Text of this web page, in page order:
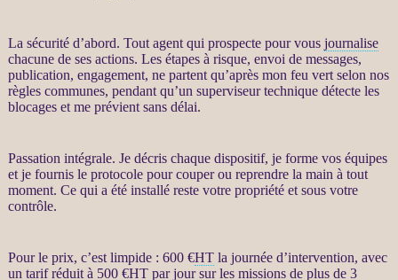
La sécurité d’abord. Tout agentqui prospecte pour vous journalise
chacune de ses actions. Les étapes à risque, envoi de messages,
publication, engagement, ne partent qu’après mon feu vert selon nos
règles communes, pendant qu’un superviseur technique détecte les
blocages et me prévient sans délai.
Passation intégrale. Je décris chaque dispositif, je forme vos équipes
et je fournis le protocole pour couper ou reprendre la main à tout
moment. Ce qui a été installé reste votre propriété et sous votre
contrôle.
Pour le prix, c’est limpide : 600 €HTla journée d’intervention, avec
un tarif réduit à 500 €HTpar jour sur les missionsde plus de 3